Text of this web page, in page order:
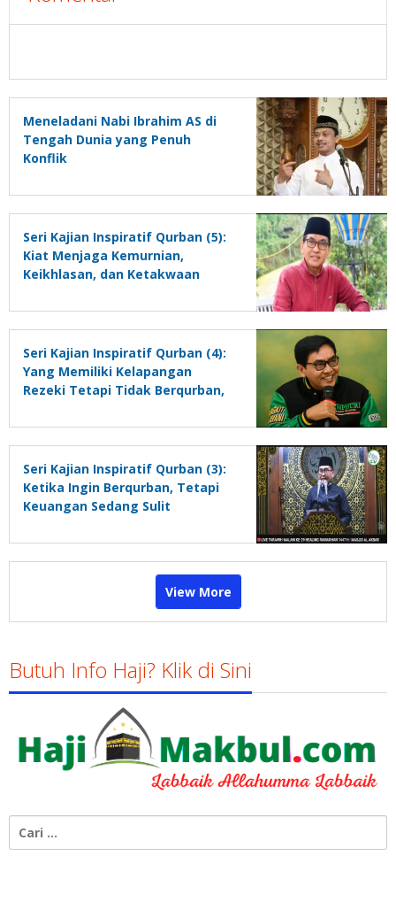
Meneladani Nabi Ibrahim AS di
Tengah Dunia yang Penuh
Konflik
Seri Kajian Inspiratif Qurban (5):
Kiat Menjaga Kemurnian,
Keikhlasan, dan Ketakwaan
Seri Kajian Inspiratif Qurban (4):
Yang Memiliki Kelapangan
Rezeki Tetapi Tidak Berqurban,
Tempat Salat Kami”
Seri Kajian Inspiratif Qurban (3):
Ketika Ingin Berqurban, Tetapi
Keuangan Sedang Sulit
View More
Butuh Info Haji? Klik di Sini
untuk: